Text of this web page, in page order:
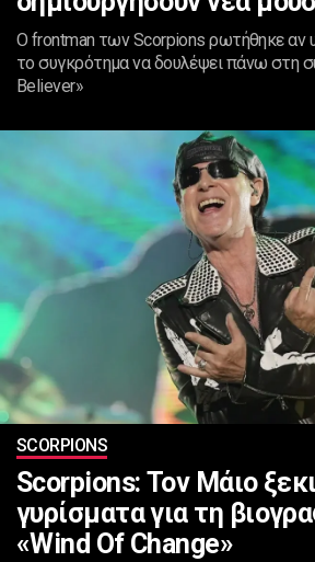
Ο frontman των Scorpions ρωτήθηκε αν
το συγκρότημα να δουλέψει πάνω στη
Believer»
SCORPIONS
Scorpions: Τον Μάιο
γυρίσματα για τη
«Wind Of Change»